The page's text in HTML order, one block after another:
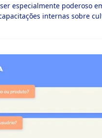
especialmente
internas sobre